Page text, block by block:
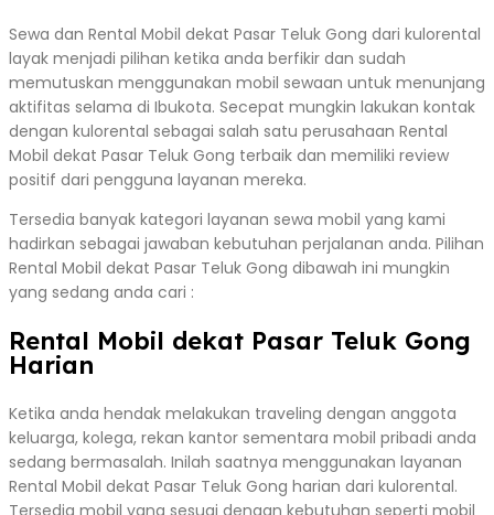
Sewa dan Rental Mobil dekat Pasar Teluk Gong dari kulorental
layak menjadi pilihan ketika anda berfikir dan sudah
memutuskan menggunakan mobil sewaan untuk menunjang
aktifitas selama di Ibukota. Secepat mungkin lakukan kontak
dengan kulorental sebagai salah satu perusahaan Rental
Mobil dekat Pasar Teluk Gong terbaik dan memiliki review
positif dari pengguna layanan mereka.
Tersedia banyak kategori layanan sewa mobil yang kami
hadirkan sebagai jawaban kebutuhan perjalanan anda. Pilihan
Rental Mobil dekat Pasar Teluk Gong dibawah ini mungkin
yang sedang anda cari :
Rental Mobil dekat Pasar Teluk Gong
Harian
Ketika anda hendak melakukan traveling dengan anggota
keluarga, kolega, rekan kantor sementara mobil pribadi anda
sedang bermasalah. Inilah saatnya menggunakan layanan
Rental Mobil dekat Pasar Teluk Gong harian dari kulorental.
Tersedia mobil yang sesuai dengan kebutuhan seperti mobil